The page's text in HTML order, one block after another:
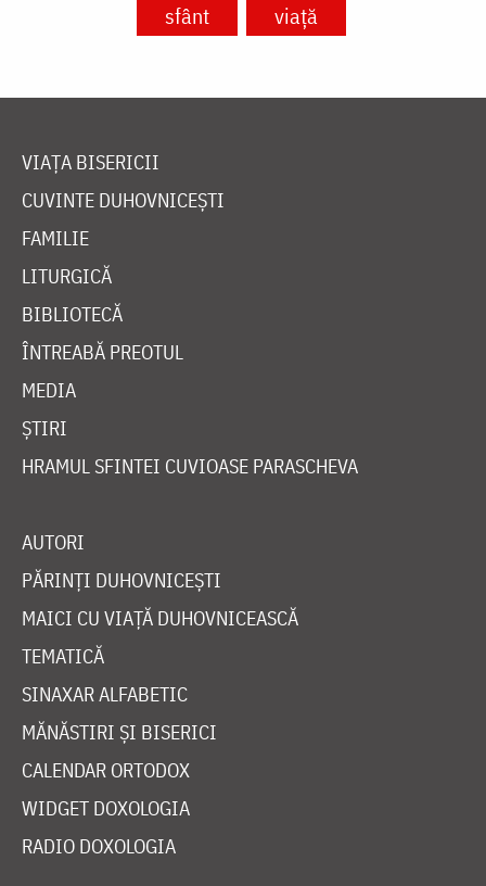
sfânt viață
VIAȚA BISERICII
CUVINTE DUHOVNICEȘTI
FAMILIE
LITURGICĂ
BIBLIOTECĂ
ÎNTREABĂ PREOTUL
MEDIA
ȘTIRI
HRAMUL SFINTEI CUVIOASE PARASCHEVA
AUTORI
PĂRINȚI DUHOVNICEȘTI
MAICI CU VIAȚĂ DUHOVNICEASCĂ
TEMATICĂ
SINAXAR ALFABETIC
MĂNĂSTIRI ȘI BISERICI
CALENDAR ORTODOX
WIDGET DOXOLOGIA
RADIO DOXOLOGIA